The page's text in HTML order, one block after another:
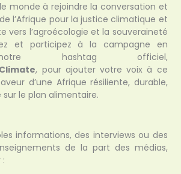
le monde à rejoindre la conversation et
l’Afrique pour la justice climatique et
vers l’agroécologie et la souveraineté
et participez à la campagne en
hashtag officiel,
, pour ajouter votre voix à ce
d’une Afrique résiliente, durable,
le plan alimentaire.
informations, des interviews ou des
de la part des médias,